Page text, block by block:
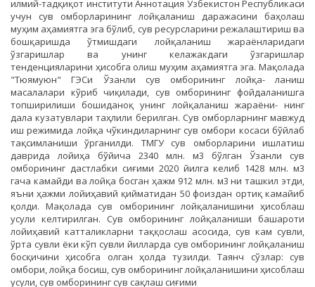
илмий-тадқиқот институти Аннотация Ўзбекистон Республикаси
учун сув омборларининг лойқаланиш даражасини баҳолаш
муҳим аҳамиятга эга бўлиб, сув ресурсларини режалаштириш ва
бошқаришда ўтмишдаги лойқаланиш жараёнларидаги
ўзгаришлар ва унинг келажакдаги ўзгаришлар
тенденцияларини ҳисобга олиш муҳим аҳамиятга эга. Мақолада
"Тюямуюн" ГЭСи Ўзанли сув омборининг лойқа- ланиш
масалалари кўриб чиқилади, сув омборининг фойдаланишга
топширилиши бошиданоқ унинг лойқаланиш жараёни- нинг
дала кузатувлари таҳлили берилган. Сув омборларнинг мавжуд
иш режимида лойқа чўкиндиларнинг сув омбори косаси бўйлаб
тақсимланиши ўрганилди. ТМГУ сув омборларини ишлатиш
даврида лойиҳа бўйича 2340 млн. м3 бўлган Ўзанли сув
омборининг дастлабки сиғими 2020 йилга келиб 1428 млн. м3
гача камайди ва лойқа босган ҳажм 912 млн. м3 ни ташкил этди,
яъни ҳажми лойиҳавий қийматидан 50 фоиздан ортиқ камайиб
қолди. Мақолада сув омборининг лойқаланишини ҳисоблаш
усули келтирилган. Сув омборининг лойқаланиши башароти
лойиҳавий катталикларни таққослаш асосида, сув кам сувли,
ўрта сувли ёки кўп сувли йилларда сув омборининг лойқаланиш
босқичини ҳисобга олган ҳолда тузилди. Таянч сўзлар: сув
омбори, лойқа босиш, сув омборининг лойқаланишини ҳисоблаш
усули, сув омборининг сув сақлаш сиғими